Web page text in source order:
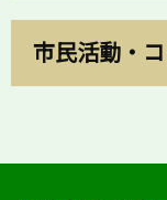
市民活動・